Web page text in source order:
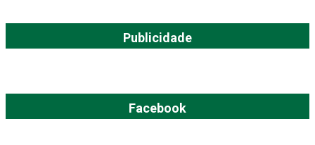
Publicidade
Facebook